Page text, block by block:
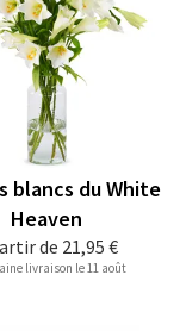
de 21,95 €
blancs du White
Heaven
livraison le 11 août